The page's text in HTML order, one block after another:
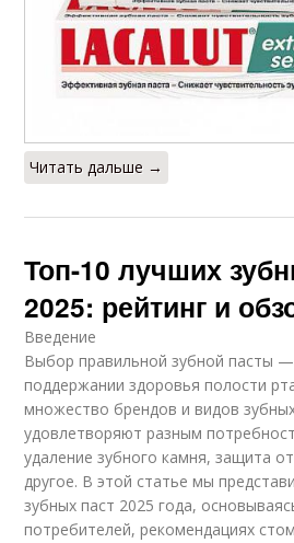
Читать дальше →
Топ-10 лучших
2025: рейтинг и
Введение
Выбор правильной зубной пасты
поддержании здоровья полости
множество брендов и видов
удовлетворяют разным
удаление зубного камня, защита
другое. В этой статье мы
зубных паст 2025 года,
потребителей, рекомендациях